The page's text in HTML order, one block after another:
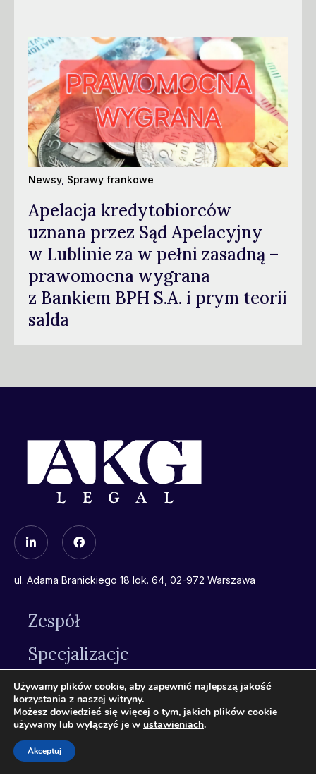
Newsy, Sprawy frankowe
Apelacja kredytobiorców
uznana przez Sąd Apelacyjny
w Lublinie za w pełni zasadną –
prawomocna wygrana
z Bankiem BPH S.A. i prym teorii
salda
ul. Adama Branickiego 18 lok. 64, 02-972 Warszawa
Zespół
Specjalizacje
Kontakt
+48 692 55 95 60
Zachęcamy Państwa do kontaktu z Kancelarią
Używamy plików cookie, aby zapewnić najlepszą jakość
korzystania z naszej witryny.
Możesz dowiedzieć się więcej o tym, jakich plików cookie
używamy lub wyłączyć je w ustawieniach.
Akceptuj